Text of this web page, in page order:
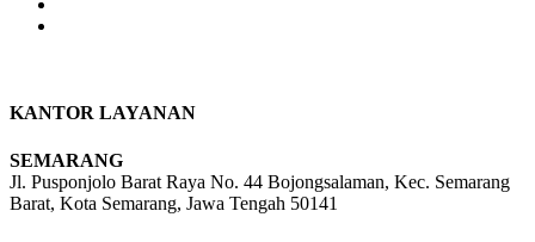
KANTOR LAYANAN
SEMARANG
Jl. Pusponjolo Barat Raya No. 44 Bojongsalaman, Kec. Semarang
Barat, Kota Semarang, Jawa Tengah 50141